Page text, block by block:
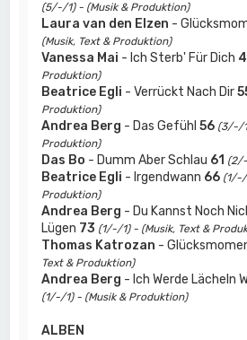
(5/-/1) - (Musik & Produktion)
Laura van den Elzen -
(Musik, Text & Produktion)
Vanessa Mai - Ich Sterb' Für Dich
Produktion)
Beatrice Egli - Verrückt Nach Dir
Produktion)
Andrea Berg - Das Gefühl56 (3/-/
Produktion)
Das Bo - Dumm Aber Schlau 61
Beatrice Egli - Irgendwann 66 (1/-/
Produktion)
Andrea Berg - Du Kannst Noch
Lügen 73 (1/-/1) - (Musik, Text &
Thomas Katrozan -
Text & Produktion)
Andrea Berg - Ich Werde Lächeln
(1/-/1) - (Musik & Produktion)
ALBEN